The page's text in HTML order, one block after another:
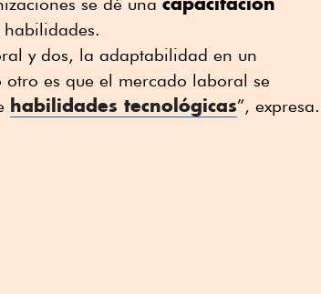
y dos, la adaptabilidad en un
es que el mercado laboral se
habilidades tecnológicas”, expresa.